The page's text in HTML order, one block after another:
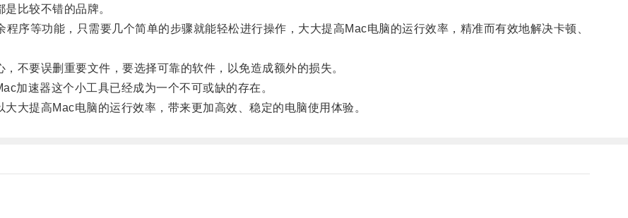
比较不错的品牌。
等功能，只需要几个简单的步骤就能轻松进行操作，大大提高Mac电脑的运行效率，精准而有效地解决卡顿、
要误删重要文件，要选择可靠的软件，以免造成额外的损失。
速器这个小工具已经成为一个不可或缺的存在。
提高Mac电脑的运行效率，带来更加高效、稳定的电脑使用体验。